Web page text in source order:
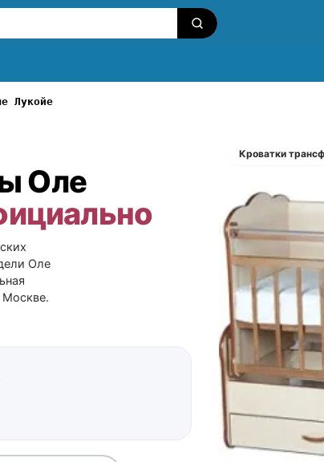
Лукойе
Оле
Оле
Москве.
Кроватки